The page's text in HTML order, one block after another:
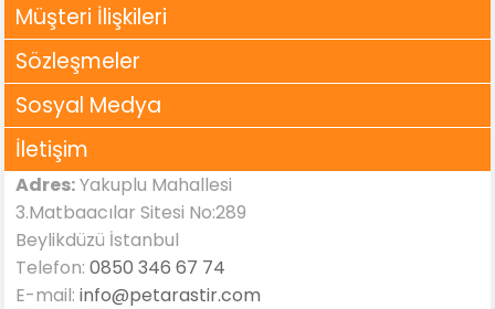
Müşteri İlişkileri
Sözleşmeler
Sosyal Medya
İletişim
Adres:Yakuplu Mahallesi
3.Matbaacılar Sitesi No:289
Beylikdüzü İstanbul
Telefon:0850 346 67 74
E-mail:info@petarastir.com